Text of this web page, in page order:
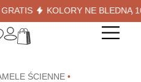
KOLORY NE BLEDNĄ 10
ŚCIENNE •